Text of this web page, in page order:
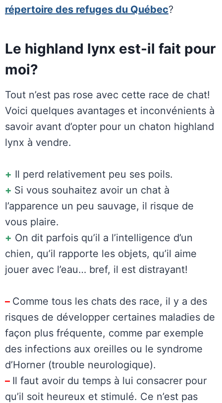
répertoire des refuges du Québec?
Le highland lynx est-il fait pour
moi?
Tout n’est pas rose avec cette race de chat!
Voici quelques avantages et inconvénients à
savoir avant d’opter pour un chaton highland
lynx à vendre.
+ Il perd relativement peu ses poils.
+ Si vous souhaitez avoir un chat à
l’apparence un peu sauvage, il risque de
vous plaire.
+ On dit parfois qu’il a l’intelligence d’un
chien, qu’il rapporte les objets, qu’il aime
jouer avec l’eau… bref, il est distrayant!
– Comme tous les chats des race, il y a des
risques de développer certaines maladies de
façon plus fréquente, comme par exemple
des infections aux oreilles ou le syndrome
d’Horner (trouble neurologique).
– Il faut avoir du temps à lui consacrer pour
qu’il soit heureux et stimulé. Ce n’est pas